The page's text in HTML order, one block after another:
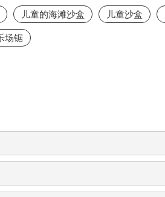
儿童的海滩沙盒 儿童沙盒
场锯